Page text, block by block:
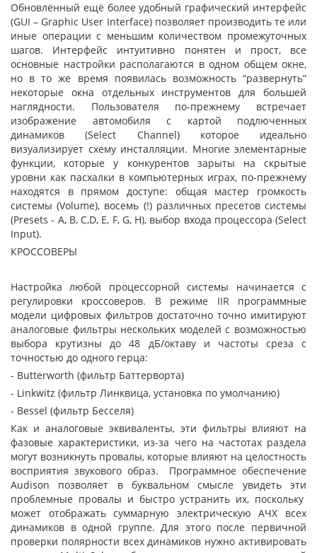
Обновлённый ещё более удобный графический интерфейс
(GUI – Graphic User Interface) позволяет производить те или
иные операции с меньшим количеством промежуточных
шагов. Интерфейс интуитивно понятен и прост, все
основные настройки располагаются в одном общем окне,
но в то же время появилась возможность “развернуть”
некоторые окна отдельных инструментов для большей
наглядности. Пользователя по-прежнему встречает
изображение автомобиля с картой подлюченных
динамиков (Select Channel) которое идеально
визуализирует схему инсталляции. Многие элементарные
функции, которые у конкурентов зарыты на скрытые
уровни как пасхалки в компьютерных играх, по-прежнему
находятся в прямом доступе: общая мастер громкость
системы (Volume), восемь (!) различных пресетов системы
(Presets - А, В, C,D, E, F, G, H), выбор входа процессора (Select
Input).
КРОССОВЕРЫ
Настройка любой процессорной системы начинается с
регулировки кроссоверов. В режиме IIR программные
модели цифровых фильтров достаточно точно имитируют
аналоговые фильтры нескольких моделей с возможностью
выбора крутизны до 48 дБ/октаву и частоты среза с
точностью до одного герца:
- Butterworth (фильтр Баттерворта)
- Linkwitz (фильтр Линквица, установка по умолчанию)
- Bessel (фильтр Бесселя)
Как и аналоговые эквиваленты, эти фильтры влияют на
фазовые характеристики, из-за чего на частотах раздела
могут возникнуть провалы, которые влияют на целостность
восприятия звукового образ. Программное обеспечение
Audison позволяет в буквальном смысле увидеть эти
проблемные провалы и быстро устранить их, поскольку
может отображать суммарную электрическую АЧХ всех
динамиков в одной группе. Для этого после первичной
проверки полярности всех динамиков нужно активировать